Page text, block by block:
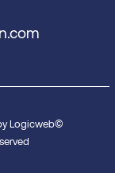
Logicweb©